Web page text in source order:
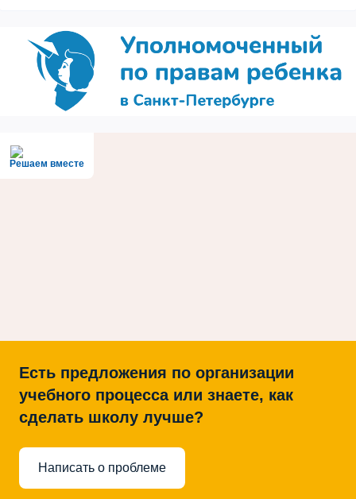
Решаем вместе
Есть предложения по организации
учебного процесса или знаете, как
сделать школу лучше?
Написать о проблеме